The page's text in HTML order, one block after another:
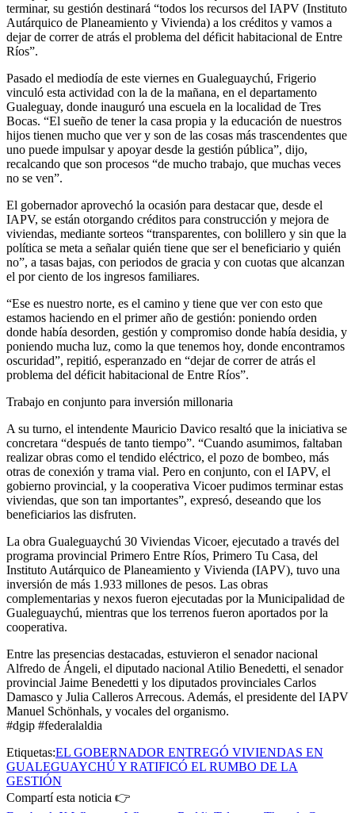
terminar, su gestión destinará “todos los recursos del IAPV (Instituto
Autárquico de Planeamiento y Vivienda) a los créditos y vamos a
dejar de correr de atrás el problema del déficit habitacional de Entre
Ríos”.
Pasado el mediodía de este viernes en Gualeguaychú, Frigerio
vinculó esta actividad con la de la mañana, en el departamento
Gualeguay, donde inauguró una escuela en la localidad de Tres
Bocas. “El sueño de tener la casa propia y la educación de nuestros
hijos tienen mucho que ver y son de las cosas más trascendentes que
uno puede impulsar y apoyar desde la gestión pública”, dijo,
recalcando que son procesos “de mucho trabajo, que muchas veces
no se ven”.
El gobernador aprovechó la ocasión para destacar que, desde el
IAPV, se están otorgando créditos para construcción y mejora de
viviendas, mediante sorteos “transparentes, con bolillero y sin que la
política se meta a señalar quién tiene que ser el beneficiario y quién
no”, a tasas bajas, con periodos de gracia y con cuotas que alcanzan
el por ciento de los ingresos familiares.
“Ese es nuestro norte, es el camino y tiene que ver con esto que
estamos haciendo en el primer año de gestión: poniendo orden
donde había desorden, gestión y compromiso donde había desidia, y
poniendo mucha luz, como la que tenemos hoy, donde encontramos
oscuridad”, repitió, esperanzado en “dejar de correr de atrás el
problema del déficit habitacional de Entre Ríos”.
Trabajo en conjunto para inversión millonaria
A su turno, el intendente Mauricio Davico resaltó que la iniciativa se
concretara “después de tanto tiempo”. “Cuando asumimos, faltaban
realizar obras como el tendido eléctrico, el pozo de bombeo, más
otras de conexión y trama vial. Pero en conjunto, con el IAPV, el
gobierno provincial, y la cooperativa Vicoer pudimos terminar estas
viviendas, que son tan importantes”, expresó, deseando que los
beneficiarios las disfruten.
La obra Gualeguaychú 30 Viviendas Vicoer, ejecutado a través del
programa provincial Primero Entre Ríos, Primero Tu Casa, del
Instituto Autárquico de Planeamiento y Vivienda (IAPV), tuvo una
inversión de más 1.933 millones de pesos. Las obras
complementarias y nexos fueron ejecutadas por la Municipalidad de
Gualeguaychú, mientras que los terrenos fueron aportados por la
cooperativa.
Entre las presencias destacadas, estuvieron el senador nacional
Alfredo de Ángeli, el diputado nacional Atilio Benedetti, el senador
provincial Jaime Benedetti y los diputados provinciales Carlos
Damasco y Julia Calleros Arrecous. Además, el presidente del IAPV
Manuel Schönhals, y vocales del organismo.
#dgip #federalaldia
Etiquetas:EL GOBERNADOR ENTREGÓ VIVIENDAS EN
GUALEGUAYCHÚ Y RATIFICÓ EL RUMBO DE LA
GESTIÓN
Compartí esta noticia 👉